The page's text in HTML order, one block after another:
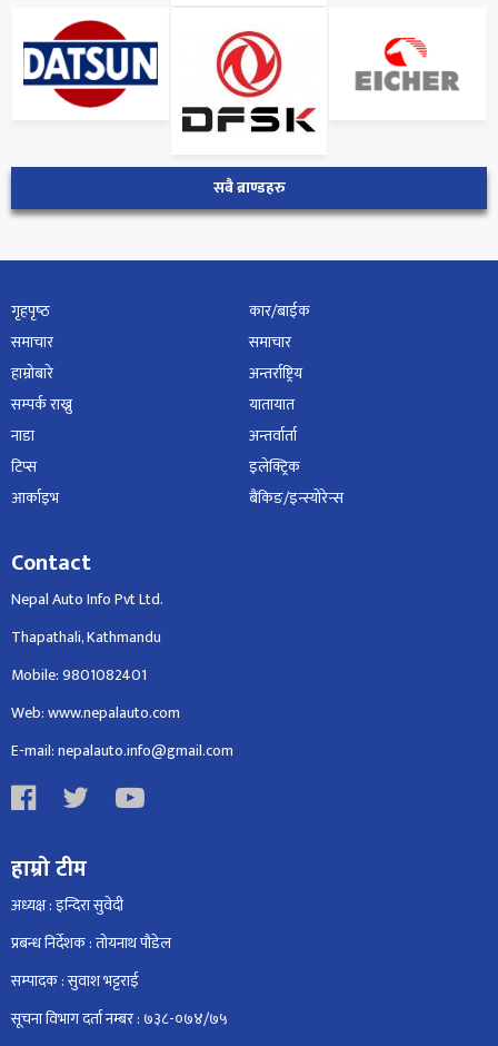
सबै ब्राण्डहरु
गृहपृष्‍ठ
समाचार
हाम्रोबारे
सम्पर्क राख्नु
नाडा
टिप्स
आर्काइभ
कार/बाईक
समाचार
अन्तर्राष्ट्रिय
यातायात
अन्तर्वार्ता
इलेक्ट्रिक
बैंकिङ/इन्स्योरेन्स
Contact
Nepal Auto Info Pvt Ltd.
Thapathali, Kathmandu
Mobile: 9801082401
Web: www.nepalauto.com
E-mail: nepalauto.info@gmail.com
हाम्रो टीम
अध्यक्ष : इन्दिरा सुवेदी
प्रबन्ध निर्देशक : तोयनाथ पौडेल
सम्पादक : सुवाश भट्टराई
सूचना विभाग दर्ता नम्बर : ७३८-०७४/७५